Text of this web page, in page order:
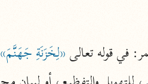
ابن جُزَيّ (٧٤١ هـ)
نحو ٣ مجلدات
في قوله تعالى «لِخَزَنَةِ جَهَنَّمَ»